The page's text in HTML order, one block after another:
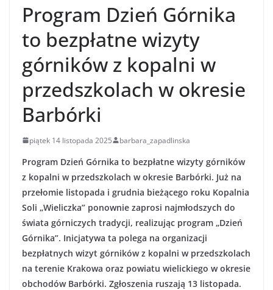
Program Dzień Górnika
to bezpłatne wizyty
górników z kopalni w
przedszkolach w okresie
Barbórki
piątek 14 listopada 2025 barbara_zapadlinska
Program Dzień Górnika to bezpłatne wizyty górników
z kopalni w przedszkolach w okresie Barbórki. Już na
przełomie listopada i grudnia bieżącego roku Kopalnia
Soli „Wieliczka” ponownie zaprosi najmłodszych do
świata górniczych tradycji, realizując program „Dzień
Górnika”. Inicjatywa ta polega na organizacji
bezpłatnych wizyt górników z kopalni w przedszkolach
na terenie Krakowa oraz powiatu wielickiego w okresie
obchodów Barbórki. Zgłoszenia ruszają 13 listopada.